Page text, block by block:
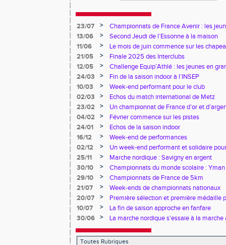
23/07 >
Championnats de France Avenir : les
13/06
>
Second Jeudi de l’Essonne à la maison
11/06
>
Le mois de juin commence sur les
21/05
>
Finale 2025 des Interclubs
12/05
>
Challenge Equip’Athlé : les jeunes en
24/03
>
Fin de la saison indoor à l’INSEP
10/03
>
Week-end performant pour le club
02/03
>
Echos du match international de Metz
23/02
>
Un championnat de France d’or et
04/02
>
Février commence sur les pistes
24/01
>
Echos de la saison indoor
16/12
>
Week-end de performances
02/12
>
Un week-end performant et solidaire
25/11
>
Marche nordique : Savigny en argent
30/10
>
Championnats du monde scolaire :
bronze
29/10 >
Championnats de France de 5km
21/07
>
Week-ends de championnats nationaux
20/07
>
Première sélection et première médaille
10/07
>
La fin de saison approche en fanfare
30/06
> La marche nordique s'essaie à la